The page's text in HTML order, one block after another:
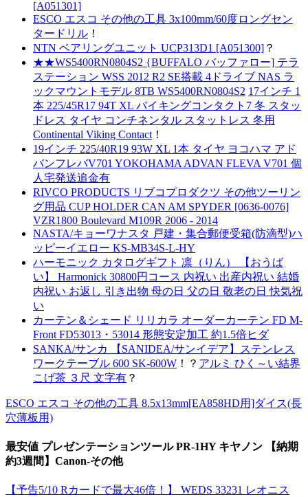
[A051301]
ESCO エスコ その他の工具 3x100mm/60度ロングセン
タードリル ！
NTN ベアリングユニット UCP313D1 [A051300] ？
★★WS5400RN0804S2 {BUFFALO バッファロー] テラ
ステーション WSS 2012 R2 SE搭載 4ドライブ NAS ラ
ックマウントモデル 8TB WS5400RN0804S2 17インチ 1
本 225/45R17 94T XL バイキングコンタクト7 冬 スタッ
ドレス タイヤ コンチネンタル スタットレス 冬用
Continental Viking Contact ！
19インチ 225/40R19 93W XL 1本 タイヤ ヨコハマ アド
バンフレバV701 YOKOHAMA ADVAN FLEVA V701 個
人宅発送追金有
RIVCO PRODUCTS リブコプロダクツ その他ツーリン
グ用品 CUP HOLDER CAN AM SPYDER [0636-0076]
VZR1800 Boulevard M109R 2006 - 2014
NASTA/キョーワナスタ 戸建・集合郵便受箱(防滴型)ハ
ッピーイエロー KS-MB34S-L-HY
ハーモニック カタログギフト 凛（りん） 【おうば
い】 Harmonick 30800円コース 内祝い 出産内祝い 結婚
内祝い お返し 引き出物 母の日 父の日 敬老の日 快気祝
い
カーテン＆シェード リリカラ オーダーカーテン FD M-
Front FD53013・53014 形態安定加工 約1.5倍ヒダ
SANKA/サンカ 【SANIDEA/サンイデア】ステンレス
ワークテーブル 600 SK-600W ！？ アルミ ひく～い結界
こげ茶 ３尺 文字有 ？
ESCO エスコ その他の工具 8.5x13mm[EA858HD用]ダイス(長
穴薄板用)
最安値 プレゼンテーションツール PR-1HY キヤノン 【納期
約3週間】Canon-その他
【予告5/10 Rカードで最大46倍！】 WEDS 33231 レオニス